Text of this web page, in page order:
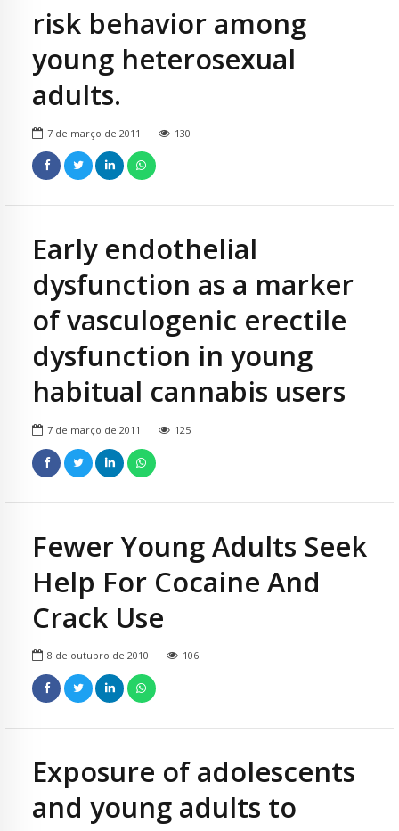
risk behavior among
young heterosexual
adults.
7 de março de 2011 130
Early endothelial
dysfunction as a marker
of vasculogenic erectile
dysfunction in young
habitual cannabis users
7 de março de 2011 125
Fewer Young Adults Seek
Help For Cocaine And
Crack Use
8 de outubro de 2010 106
Exposure of adolescents
and young adults to